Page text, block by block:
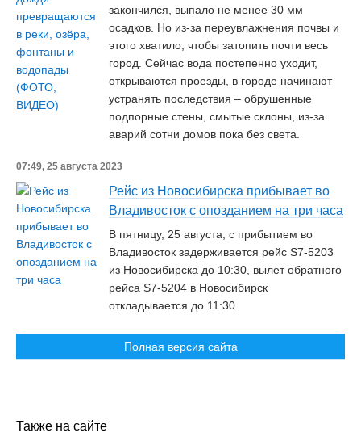
закончился, выпало не менее 30 мм
осадков. Но из-за переувлажнения почвы и
этого хватило, чтобы затопить почти весь
город. Сейчас вода постепенно уходит,
открываются проезды, в городе начинают
устранять последствия – обрушенные
подпорные стены, смытые склоны, из-за
аварий сотни домов пока без света.
07:49, 25 августа 2023
Рейс из Новосибирска прибывает во
Владивосток с опозданием на три часа
В пятницу, 25 августа, с прибытием во
Владивосток задерживается рейс S7-5203
из Новосибирска до 10:30, вылет обратного
рейса S7-5204 в Новосибирск
откладывается до 11:30.
Полная версия сайта
Также на сайте